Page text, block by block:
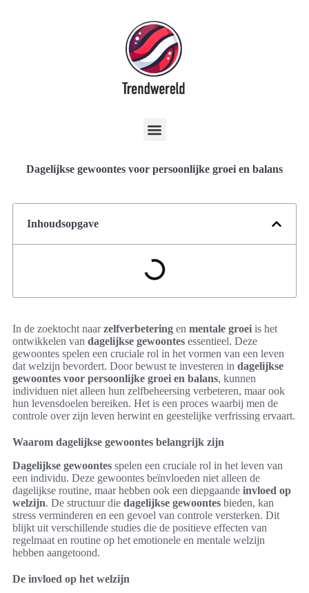
Dagelijkse gewoontes voor persoonlijke groei en balans
Inhoudsopgave
In de zoektocht naarzelfverbetering en mentale groei is het
ontwikkelen van dagelijkse gewoontes essentieel. Deze
gewoontes spelen een cruciale rol in het vormen van een leven
dat welzijn bevordert. Door bewust te investeren in dagelijkse
gewoontes voor persoonlijke groei en balans, kunnen
individuen niet alleen hun zelfbeheersing verbeteren, maar ook
hun levensdoelen bereiken. Het is een proces waarbij men de
controle over zijn leven herwint en geestelijke verfrissing ervaart.
Waarom dagelijkse gewoontes belangrijk zijn
Dagelijkse gewoontes spelen een cruciale rol in het leven van
een individu. Deze gewoontes beïnvloeden niet alleen de
dagelijkse routine, maar hebben ook een diepgaande invloed op
welzijn. De structuur die dagelijkse gewoontes bieden, kan
stress verminderen en een gevoel van controle versterken. Dit
blijkt uit verschillende studies die de positieve effecten van
regelmaat en routine op het emotionele en mentale welzijn
hebben aangetoond.
De invloed op het welzijn